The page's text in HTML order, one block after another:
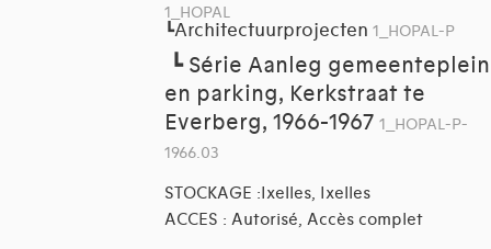
1_HOPAL
┗Architectuurprojecten 1_HOPAL-P
┗ Série Aanleg gemeenteplein
en parking, Kerkstraat te
Everberg, 1966-1967 1_HOPAL-P-
1966.03
STOCKAGE :Ixelles, Ixelles
ACCES : Autorisé, Accès complet